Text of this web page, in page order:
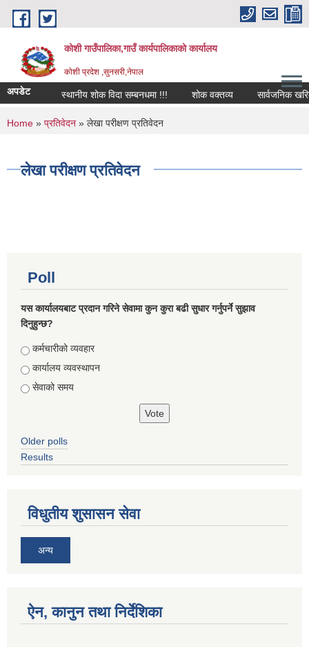
Skip to main content
कोशी गाउँपालिका,गाउँ कार्यपालिकाको कार्यालय
काेशी प्रदेश ,सुनसरी,नेपाल
अपडेट स्थानीय शोक विदा सम्बनधमा !!! शोक वक्तव्य सार्वजनिक
You are here
Home » प्रतिवेदन » लेखा परीक्षण प्रतिवेदन
लेखा परीक्षण प्रतिवेदन
Poll
यस कार्यालयबाट प्रदान गरिने सेवामा कुन कुरा बढी सुधार गर्नुपर्ने सुझाव
दिनुहुन्छ?
Choices
कर्मचारीको व्यवहार
कार्यालय व्यवस्थापन
सेवाको समय
Older polls
Results
विधुतीय शुसासन सेवा
अन्य
ऐन, कानुन तथा निर्देशिका